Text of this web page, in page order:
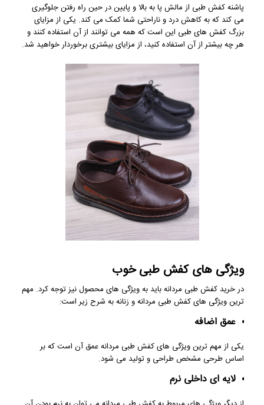
پاشنه کفش طبی از مالش پا به بالا و پایین در حین راه رفتن جلوگیری
می کند که به کاهش درد و ناراحتی شما کمک می کند. یکی از مزایای
بزرگ کفش های طبی این است که همه می توانند از آن استفاده کنند و
هر چه بیشتر از آن استفاده کنید، از مزایای بیشتری برخوردار خواهید شد.
ویژگی های کفش طبی خوب
در خرید کفش طبی مردانه باید به ویژگی های محصول نیز توجه کرد. مهم
ترین ویژگی های کفش طبی مردانه و زنانه به شرح زیر است:
عمق اضافه
یکی از مهم ترین ویژگی های کفش طبی مردانه عمق آن است که بر
اساس طرحی مشخص طراحی و تولید می شود.
لایه ای داخلی نرم